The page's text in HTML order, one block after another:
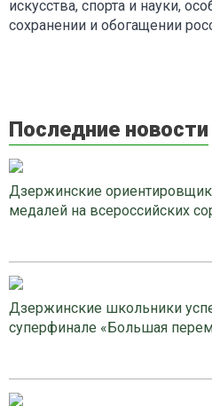
искусства, спорта и науки,
сохранении и обогащении
Последние новости
Дзержинские
медалей на всероссийских
Дзержинские школьники
суперфинале «Большая